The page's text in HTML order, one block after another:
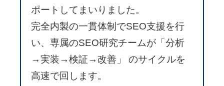
ポートしてまいりました。
完全内製の一貫体制でSEO支援を行
い、専属のSEO研究チームが「分析
→実装→検証→改善」 のサイクルを
高速で回します。